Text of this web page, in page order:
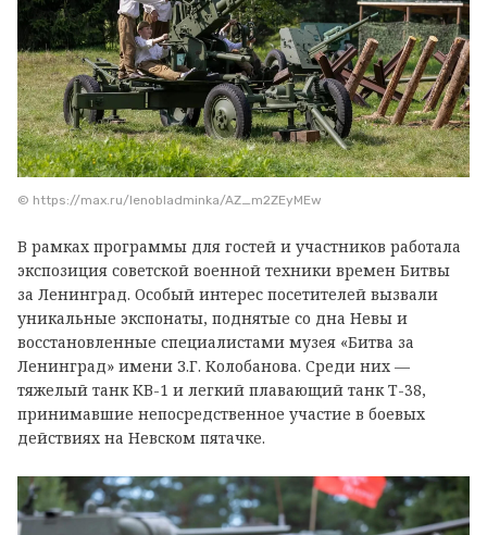
© https://max.ru/lenobladminka/AZ_m2ZEyMEw
В рамках программы для гостей и участников работала
экспозиция советской военной техники времен Битвы
за Ленинград. Особый интерес посетителей вызвали
уникальные экспонаты, поднятые со дна Невы и
восстановленные специалистами музея «Битва за
Ленинград» имени З.Г. Колобанова. Среди них —
тяжелый танк КВ-1 и легкий плавающий танк Т-38,
принимавшие непосредственное участие в боевых
действиях на Невском пятачке.